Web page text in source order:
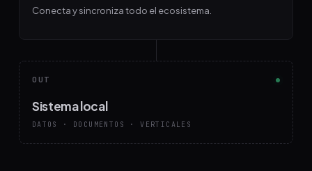
Conecta y sincroniza todo el ecosistema.
OUT
Sistema local
DATOS · DOCUMENTOS · VERTICALES